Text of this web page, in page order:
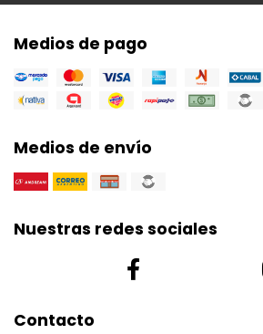
Medios de pago
Medios de envío
Nuestras redes sociales
Contacto